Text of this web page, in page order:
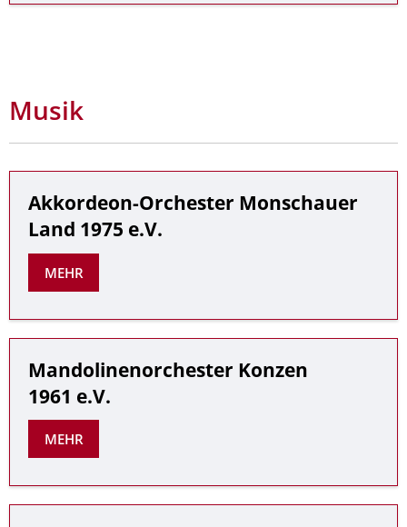
Musik
Akkordeon-Orchester Monschauer
Land 1975 e.V.
MEHR
Mandolinenorchester Konzen
1961 e.V.
MEHR